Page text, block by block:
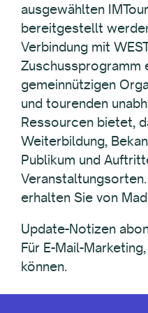
ausgewählten
bereitgestellt
Verbindung mit
Zuschussprogramm
gemeinnützigen
und tourenden
Ressourcen bietet,
Weiterbildung,
Publikum und
erhalten Sie von
Update-Notizen
Für E-Mail-
können.